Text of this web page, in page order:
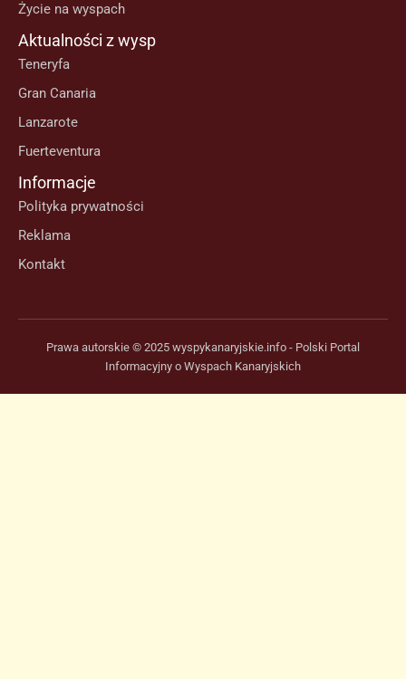
Życie na wyspach
Aktualności z wysp
Teneryfa
Gran Canaria
Lanzarote
Fuerteventura
Informacje
Polityka prywatności
Reklama
Kontakt
Prawa autorskie © 2025 wyspykanaryjskie.info - Polski Portal
Informacyjny o Wyspach Kanaryjskich